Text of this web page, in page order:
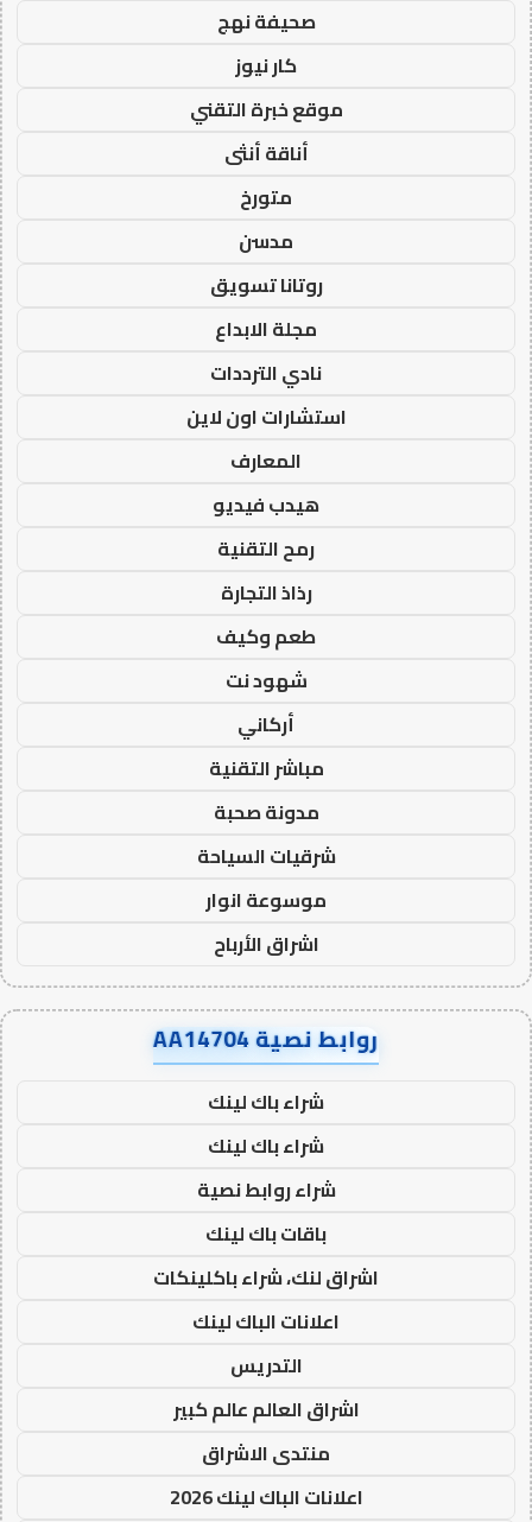
صحيفة نهج
كار نيوز
موقع خبرة التقني
أناقة أنثى
متورخ
مدسن
روتانا تسويق
مجلة الابداع
نادي الترددات
استشارات اون لاين
المعارف
هيدب فيديو
رمح التقنية
رذاذ التجارة
طعم وكيف
شهود نت
أركاني
مباشر التقنية
مدونة صحبة
شرقيات السياحة
موسوعة انوار
اشراق الأرباح
روابط نصية AA14704
شراء باك لينك
شراء باك لينك
شراء روابط نصية
باقات باك لينك
اشراق لنك، شراء باكلينكات
اعلانات الباك لينك
التدريس
اشراق العالم عالم كبير
منتدى الاشراق
اعلانات الباك لينك 2026